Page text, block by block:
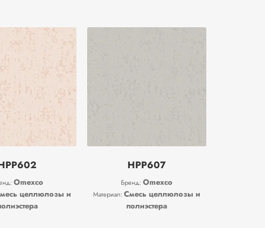
Omexco
целлюлозы и
HPP607
Бренд: Omexco
Материал: Смесь целлюлозы и
полиэстера